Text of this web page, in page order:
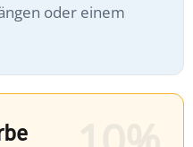
oder einem